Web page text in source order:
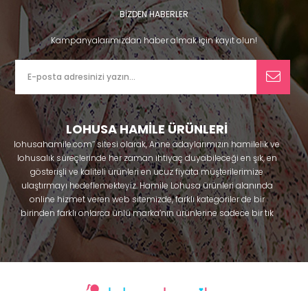
BİZDEN HABERLER
Kampanyalarımızdan haber almak için kayıt olun!
LOHUSA HAMİLE ÜRÜNLERİ
lohusahamile.com’’ sitesi olarak, Anne adaylarımızın hamilelik ve
lohusalık süreçlerinde her zaman ihtiyaç duyabileceği en şık, en
gösterişli ve kaliteli ürünleri en ucuz fiyata müşterilerimize
ulaştırmayı hedeflemekteyiz. Hamile Lohusa ürünleri alanında
online hizmet veren web sitemizde, farklı kategoriler de bir
birinden farklı onlarca ünlü marka’nın ürünlerine sadece bir tık
uzaklıkta olacaksınız. Hem hamilelik öncesi hem doğum sonrası
kullanabileceğiniz ürünler ile gebelik döneminizi huzur içinde
geçirmenize yardımcı olmaya çalışmaktayız. Annelerimizin
sabahlık, hamile pijama, hamile gecelik, Emzirme sütyeni,